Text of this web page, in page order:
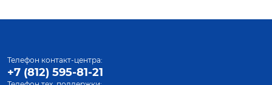
Телефон контакт-центра:
+7 (812) 595-81-21